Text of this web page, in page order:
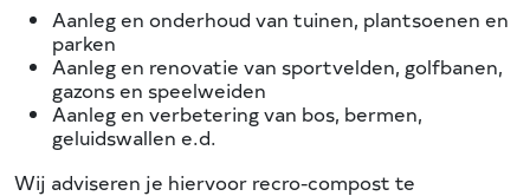
Aanleg en onderhoud van tuinen, plantsoenen en
parken
Aanleg en renovatie van sportvelden, golfbanen,
gazons en speelweiden
Aanleg en verbetering van bos, bermen,
geluidswallen e.d.
Wij adviseren je hiervoor recro-compost te